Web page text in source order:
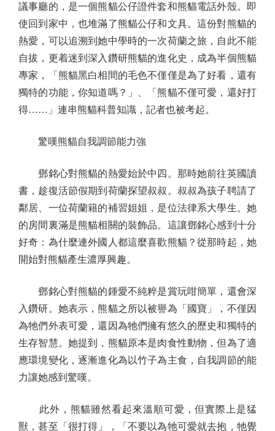
議事廳的，是一個熊貓公仔證件套和熊貓電話外殼。即
使回到家中，也堆滿了熊貓公仔和文具。這份對熊貓的
熱愛，可以追溯到她中學時的一次荷蘭之旅，自此不能
自拔，更着迷到深入鑽研熊貓的進化史，成為半個熊貓
專家，「熊貓黑白相間的毛色不僅僅是為了好看，還有
獨特的功能，你知道嗎？」、「熊貓不僅可愛，還好打
得……」連串熊貓科普知識，記者也被考起。
驚嘆熊貓自我調節能力強
鄧銘心對熊貓的熱愛始於中四。那時她前往英國讀
書，趁復活節假期到荷蘭探望叔叔。叔叔為孩子聘請了
鄰居、一位荷蘭籍的補習姐姐，是位法律系大學生。她
的房間裏滿是熊貓相關的裝飾品。這讓鄧銘心感到十分
好奇：為什麼連外國人都這麼喜歡熊貓？從那時起，她
開始對熊貓產生濃厚興趣。
鄧銘心對熊貓的鍾愛不純粹是賞玩咁簡單，還會深
入鑽研。她表示，熊貓之所以被譽為「國寶」，不僅因
為牠們外表可愛，還因為牠們擁有悠久的歷史和獨特的
生存智慧。她提到，熊貓原本是肉食性動物，但為了適
應環境變化，逐漸進化為以竹子為主食，自我調節的能
力讓她感到驚嘆。
此外，熊貓雖然看起來溫順可愛，但實際上是猛
獸，甚至「很打得」，「不要以為牠可愛就去抱，牠覺